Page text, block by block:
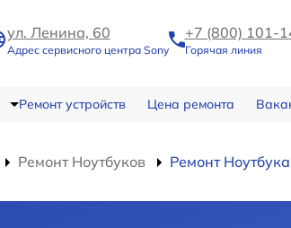
ул. Ленина, 60
Адрес сервисного центра Sony
+7 (800) 101-
Горячая линия
Ремонт устройств Цена ремонта
Ремонт Ноутбуков Ремонт